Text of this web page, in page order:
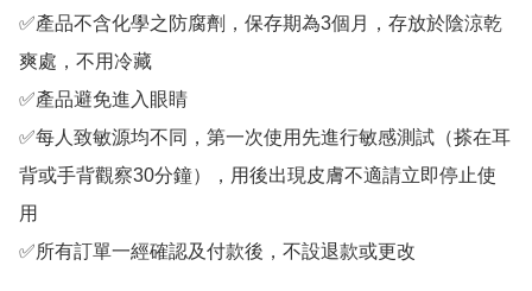
✅產品不含化學之防腐劑，保存期為3個月，存放於陰涼乾
爽處，不用冷藏
✅產品避免進入眼睛
✅每人致敏源均不同，第一次使用先進行敏感測試（搽在耳
背或手背觀察30分鐘），用後出現皮膚不適請立即停止使
用
✅所有訂單一經確認及付款後，不設退款或更改